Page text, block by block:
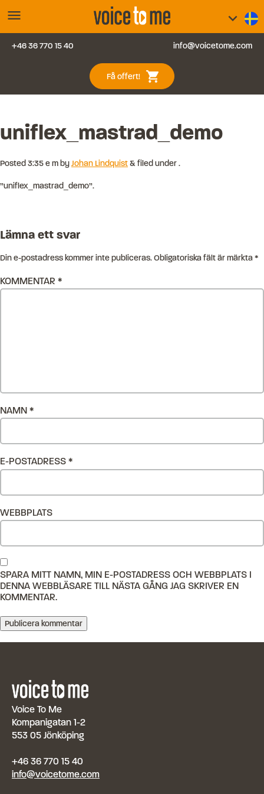
menu
Vanliga frågor
Kontakt
Blogg
Logga in
keyboard_arrow_down
+46 36 770 15 40 info@voicetome.com
Få offert! shopping_cart
uniflex_mastrad_demo
Posted 3:35 e m byJohan Lindquist&filed under .
”uniflex_mastrad_demo”.
Lämna ett svar
Din e-postadress kommer inte publiceras.Obligatoriska fält är märkta*
KOMMENTAR *
NAMN *
E-POSTADRESS *
WEBBPLATS
SPARA MITT NAMN, MIN E-POSTADRESS OCH WEBBPLATS I
DENNA WEBBLÄSARE TILL NÄSTA GÅNG JAG SKRIVER EN
KOMMENTAR.
Voice To Me
Kompanigatan 1-2
553 05 Jönköping
+46 36 770 15 40
info@voicetome.com